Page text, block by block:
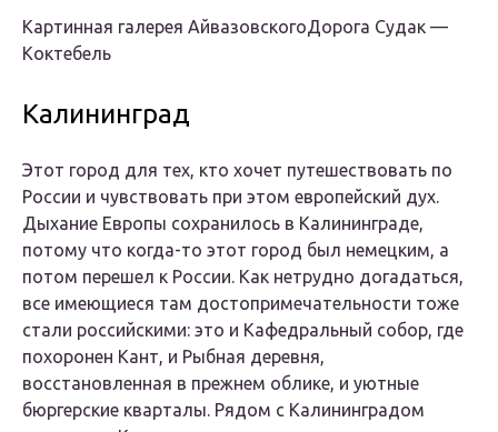
Картинная галерея АйвазовскогоДорога Судак —
Коктебель
Калининград
Этот город для тех, кто хочет путешествовать по
России и чувствовать при этом европейский дух.
Дыхание Европы сохранилось в Калининграде,
потому что когда-то этот город был немецким, а
потом перешел к России. Как нетрудно догадаться,
все имеющиеся там достопримечательности тоже
стали российскими: это и Кафедральный собор, где
похоронен Кант, и Рыбная деревня,
восстановленная в прежнем облике, и уютные
бюргерские кварталы. Рядом с Калининградом